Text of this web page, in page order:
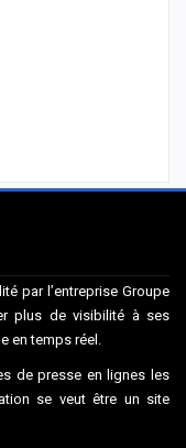
par l’entreprise Groupe
plus de visibilité à ses
en temps réel.
de presse en lignes les
se veut être un site